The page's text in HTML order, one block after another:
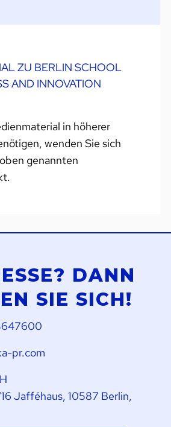
ZU BERLIN SCHOOL
AND INNOVATION
in höherer
wenden Sie sich
genannten
DANN
SIE SICH!
pr.com
Jafféhaus, 10587 Berlin,